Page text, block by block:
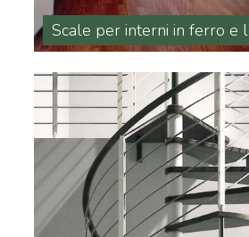
Scale per interni in ferro e